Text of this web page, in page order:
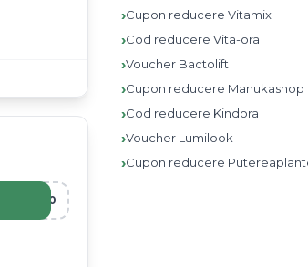
B10
›Cupon reducere Vitamix
›Cod reducere Vita-ora
›Voucher Bactolift
›Cupon reducere Manukashop
›Cod reducere Kindora
›Voucher Lumilook
›Cupon reducere